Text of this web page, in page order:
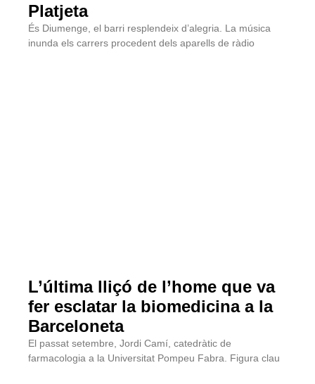
Platjeta
És Diumenge, el barri resplendeix d’alegria. La música
inunda els carrers procedent dels aparells de ràdio
L’última lliçó de l’home que va
fer esclatar la biomedicina a la
Barceloneta
El passat setembre, Jordi Camí, catedràtic de
farmacologia a la Universitat Pompeu Fabra. Figura clau